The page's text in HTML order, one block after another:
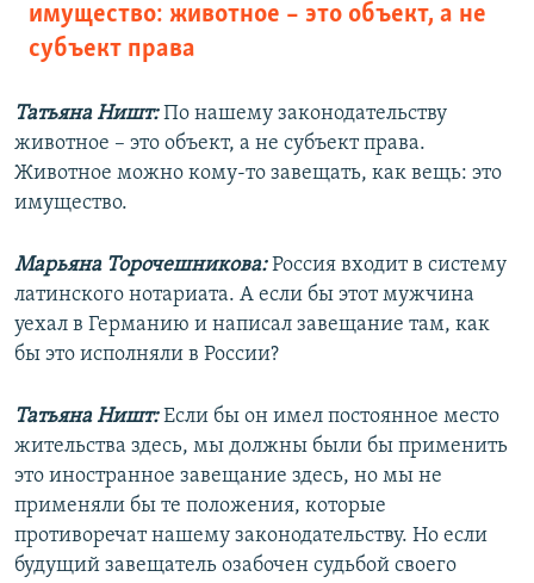
имущество: животное – это объект, а не
субъект права
Татьяна Ништ:По нашему законодательству
животное – это объект, а не субъект права.
Животное можно кому-то завещать, как вещь: это
имущество.
Марьяна Торочешникова:Россия входит в систему
латинского нотариата. А если бы этот мужчина
уехал в Германию и написал завещание там, как
бы это исполняли в России?
Татьяна Ништ:Если бы он имел постоянное место
жительства здесь, мы должны были бы применить
это иностранное завещание здесь, но мы не
применяли бы те положения, которые
противоречат нашему законодательству. Но если
будущий завещатель озабочен судьбой своего